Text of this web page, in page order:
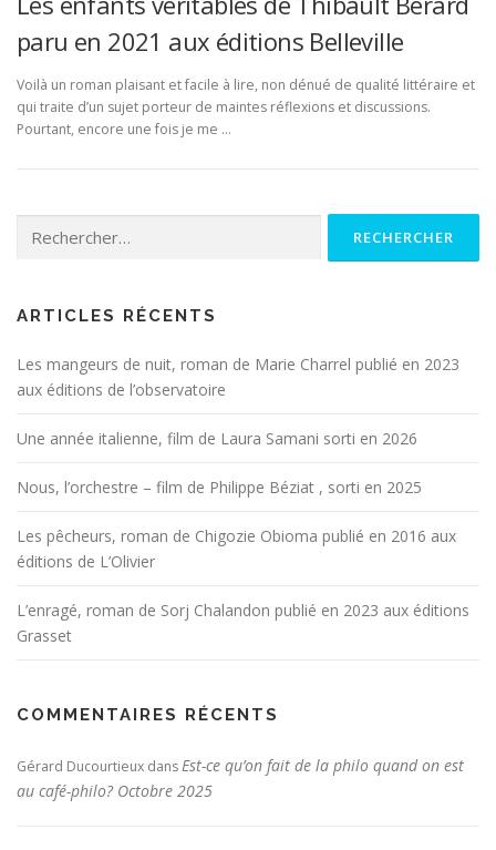
paru en 2021 aux éditions Belleville
Voilà un roman plaisant et facile à lire, non dénué de qualité littéraire et
qui traite d’un sujet porteur de maintes réflexions et discussions.
Pourtant, encore une fois je me …
ARTICLES RÉCENTS
Les mangeurs de nuit, roman de Marie Charrel publié en 2023
aux éditions de l’observatoire
Une année italienne, film de Laura Samani sorti en 2026
Nous, l’orchestre – film de Philippe Béziat , sorti en 2025
Les pêcheurs, roman de Chigozie Obioma publié en 2016 aux
éditions de L’Olivier
L’enragé, roman de Sorj Chalandon publié en 2023 aux éditions
Grasset
COMMENTAIRES RÉCENTS
Gérard Ducourtieux dansEst-ce qu’on fait de la philo quand on est
au café-philo? Octobre 2025